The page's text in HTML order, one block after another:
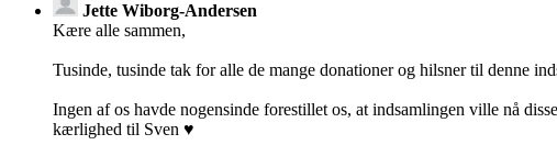
Jette Wiborg-Andersen
Kære alle sammen,
Tusinde, tusinde tak for alle de mange donationer og hilsner til denne
Ingen af os havde nogensinde forestillet os, at indsamlingen ville nå
kærlighed til Sven ♥️